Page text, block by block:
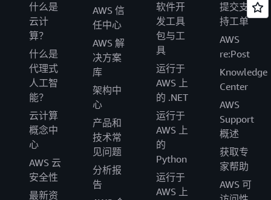
什么是
云计
算？
什么是
代理式
人工智
能？
云计算
概念中
心
AWS 云
安全性
最新资
AWS 信
任中心
AWS 解
决方案
库
架构中
心
产品和
技术常
见问题
分析报
告
软件开
发工具
包与工
具
运行于
AWS 上
的 .NET
运行于
AWS 上
的
Python
运行于
AWS 上
提交支
持工单
AWS
re:Post
Knowledge
Center
AWS
Support
概述
获取专
家帮助
AWS 可